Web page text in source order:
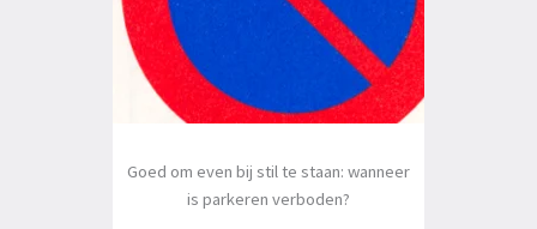
Goed om even bij stil te staan: wanneer
is parkeren verboden?